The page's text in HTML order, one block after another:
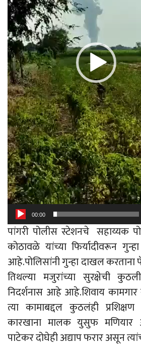
00:00
पांगरी पोलीस स्टेशनचे सहाय्यक
कोठावळे यांच्या फिर्यादीवरून
आहे.पोलिसांनी गुन्हा दाखल करताना
तिथल्या मजुरांच्या सुरक्षेची
निदर्शनास आहे आहे.शिवाय कामगार
त्या कामाबद्दल कुठलंही
कारखाना मालक युसुफ मणियार
पाटेकर दोघेही अद्याप फरार असून